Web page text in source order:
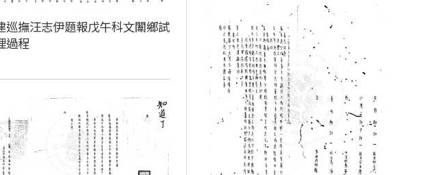
巡撫汪志伊題報戊午科文闈鄉試
過程